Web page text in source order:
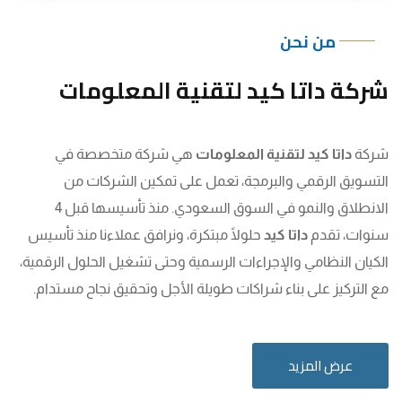
من نحن
شركة داتا كيد لتقنية المعلومات
شركة داتا كيد لتقنية المعلومات هي شركة متخصصة في
التسويق الرقمي والبرمجة، تعمل على تمكين الشركات من
الانطلاق والنمو في السوق السعودي. منذ تأسيسها قبل 4
سنوات، تقدم داتا كيد حلولًا مبتكرة، ونرافق عملاءنا منذ تأسيس
الكيان النظامي والإجراءات الرسمية وحتى تشغيل الحلول الرقمية،
مع التركيز على بناء شراكات طويلة الأجل وتحقيق نجاح مستدام.
عرض المزيد